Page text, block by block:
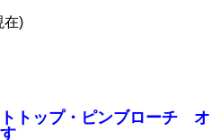
在)
トップ・ピンブローチ オ